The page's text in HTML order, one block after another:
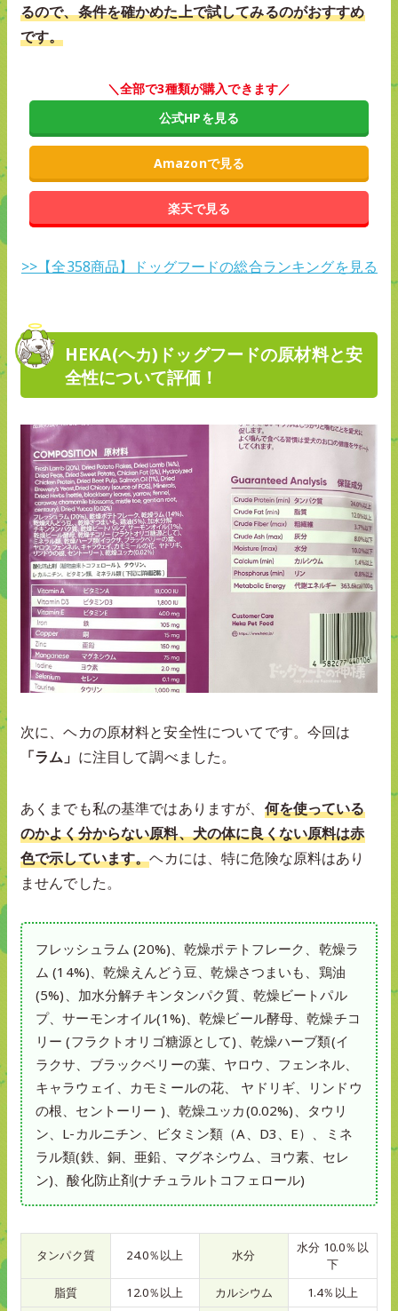
るので、条件を確かめた上で試してみるのがおすすめ
です。
＼全部で3種類が購入できます／
公式HPを見る
Amazonで見る
楽天で見る
>>【全358商品】ドッグフードの総合ランキングを見る
HEKA(ヘカ)ドッグフードの原材料と安
全性について評価！
次に、ヘカの原材料と安全性についてです。今回は
「ラム」 に注目して調べました。
あくまでも私の基準ではありますが、 何を使っている
のかよく分からない原料、犬の体に良くない原料は赤
色で示しています。ヘカには、特に危険な原料はあり
ませんでした。
フレッシュラム (20%)、乾燥ポテトフレーク、乾燥ラ
ム (14%)、乾燥えんどう豆、乾燥さつまいも、鶏油
(5%)、加水分解チキンタンパク質、乾燥ビートパル
プ、サーモンオイル(1%)、乾燥ビール酵母、乾燥チコ
リー (フラクトオリゴ糖源として)、乾燥ハーブ類(イ
ラクサ、ブラックベリーの葉、ヤロウ、フェンネル、
キャラウェイ、カモミールの花、 ヤドリギ、リンドウ
の根、セントーリー )、乾燥ユッカ(0.02%)、タウリ
ン、L-カルニチン、ビタミン類（A、D3、E）、ミネ
ラル類(鉄、銅、亜鉛、マグネシウム、ヨウ素、セレ
ン)、酸化防止剤(ナチュラルトコフェロール)
タンパク質 24.0％以上 水分
水分 10.0％以
下
脂質
12.0％以上 カルシウム
1.4％以上